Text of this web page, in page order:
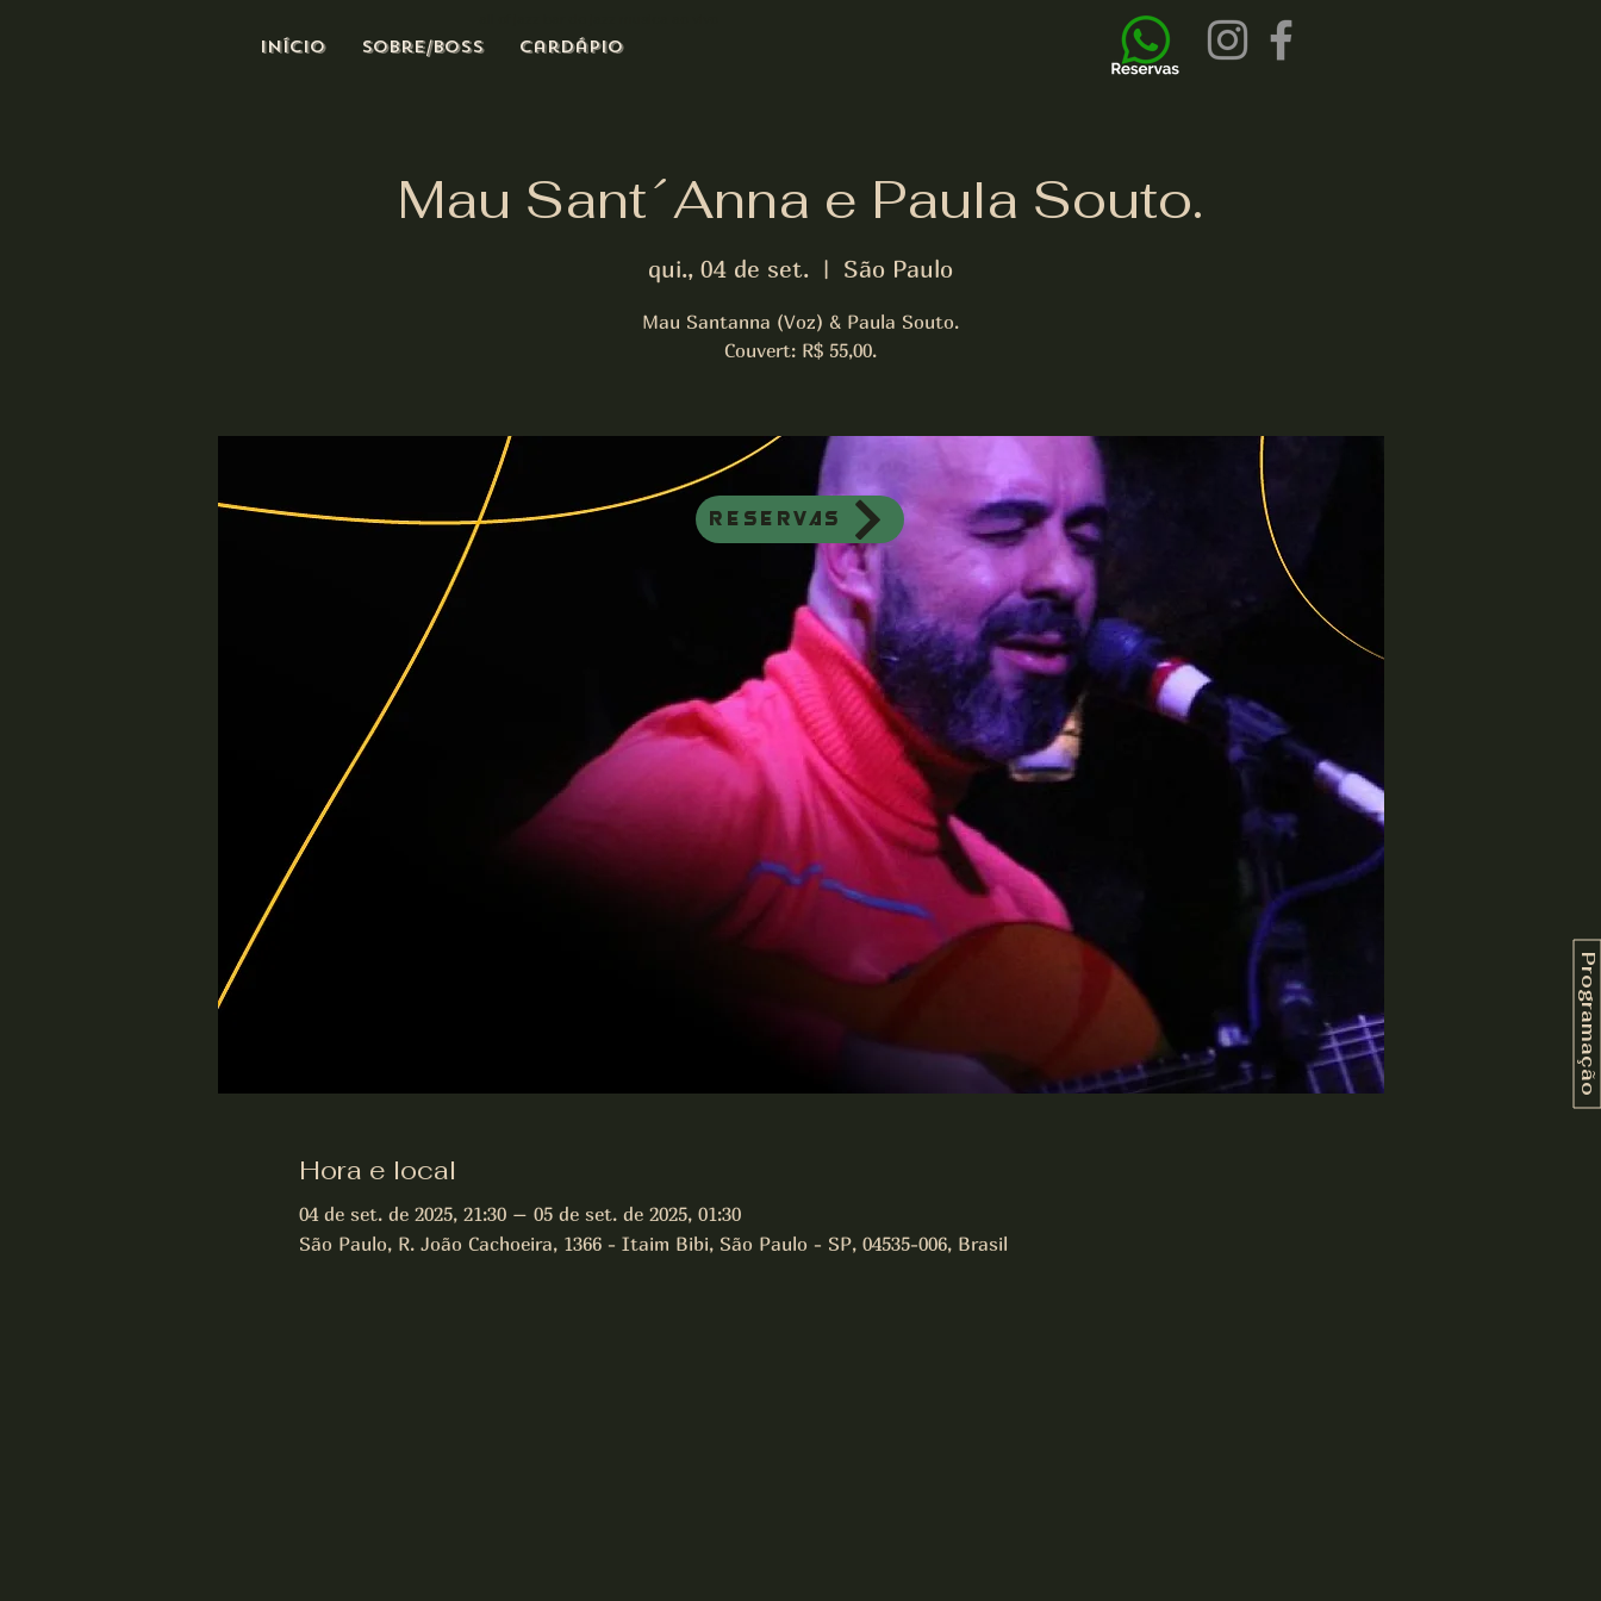
Início Sobre/Boss Cardápio
Programação
Mau Sant´Anna e Paula Souto.
qui., 04 de set.
  |
São Paulo
Mau Santanna (Voz) & Paula Souto.
Couvert: R$ 55,00.
Hora e local
04 de set. de 2025, 21:30 – 05 de set. de 2025, 01:30
São Paulo, R. João Cachoeira, 1366 - Itaim Bibi, São Paulo - SP, 04535-006, Brasil
Reservas